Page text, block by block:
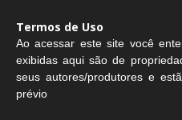
Termos de Uso
Ao acessar este site você
exibidas aqui são de
seus autores/produtores e
prévio